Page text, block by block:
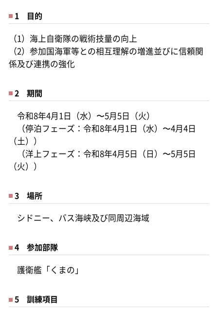
1 目的
（1）海上自衛隊の戦術技量の向上
（2）参加国海軍等との相互理解の増進並びに信頼関
係及び連携の強化
2 期間
令和8年4月1日（水）〜5月5日（火）
（停泊フェーズ：令和8年4月1日（水）〜4月4日
（土））
（洋上フェーズ：令和8年4月5日（日）〜5月5日
（火））
3 場所
シドニー、バス海峡及び同周辺海域
4 参加部隊
護衛艦「くまの」
5 訓練項目